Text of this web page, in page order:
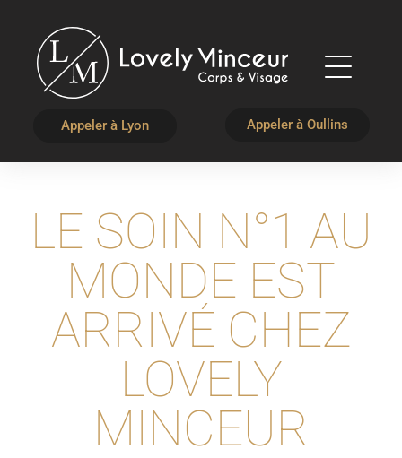
Appeler à Lyon Appeler à Oullins
LE SOIN N°1 AU
MONDE EST
ARRIVÉ CHEZ
LOVELY
MINCEUR